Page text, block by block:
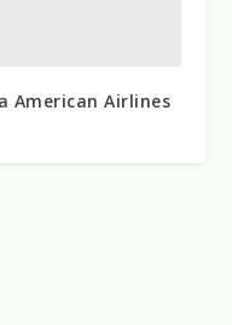
American Airlines